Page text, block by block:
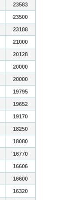
23583
23500
23188
21000
20128
20000
20000
19795
19652
19170
18250
18080
16770
16606
16600
16320